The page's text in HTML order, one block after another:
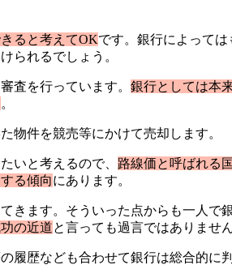
ると考えてOKです。銀行によって
られるでしょう。
査を行っています。 銀行としては本
。
物件を競売等にかけて売却します。
いと考えるので、 路線価と呼ばれる
る傾向にあります。
ます。そういった点からも一人で
の近道と言っても過言ではありません
履歴なども合わせて銀行は総合的に